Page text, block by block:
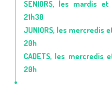
SENIORS, les mardis
21h30
JUNIORS, les mercredis
20h
CADETS, les mercredis
20h